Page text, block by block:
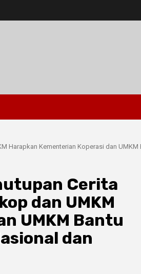
Harapkan Kementerian Koperasi dan
Cerita
dan UMKM
UMKM Bantu
dan